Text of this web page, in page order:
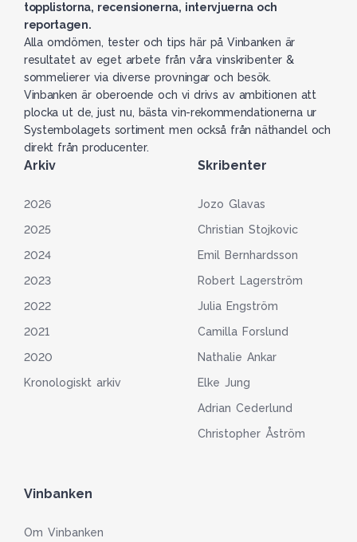
topplistorna, recensionerna, intervjuerna och
reportagen.
Alla omdömen, tester och tips här på Vinbanken är
resultatet av eget arbete från våra vinskribenter &
sommelierer via diverse provningar och besök.
Vinbanken är oberoende och vi drivs av ambitionen att
plocka ut de, just nu, bästa vin-rekommendationerna ur
Systembolagets sortiment men också från näthandel och
direkt från producenter.
Arkiv
2026
2025
2024
2023
2022
2021
2020
Kronologiskt arkiv
Skribenter
Jozo Glavas
Christian Stojkovic
Emil Bernhardsson
Robert Lagerström
Julia Engström
Camilla Forslund
Nathalie Ankar
Elke Jung
Adrian Cederlund
Christopher Åström
Vinbanken
Om Vinbanken